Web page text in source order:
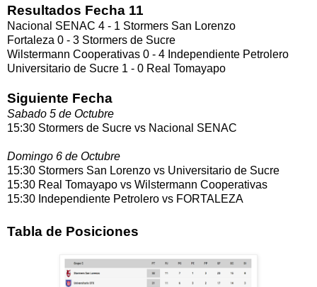
Resultados Fecha 11
Nacional SENAC 4 - 1 Stormers San Lorenzo
Fortaleza 0 - 3 Stormers de Sucre
Wilstermann Cooperativas 0 - 4 Independiente Petrolero
Universitario de Sucre 1 - 0 Real Tomayapo
Siguiente Fecha
Sabado 5 de Octubre
15:30 Stormers de Sucre vs Nacional SENAC
Domingo 6 de Octubre
15:30 Stormers San Lorenzo vs Universitario de Sucre
15:30 Real Tomayapo vs Wilstermann Cooperativas
15:30 Independiente Petrolero vs FORTALEZA
Tabla de Posiciones